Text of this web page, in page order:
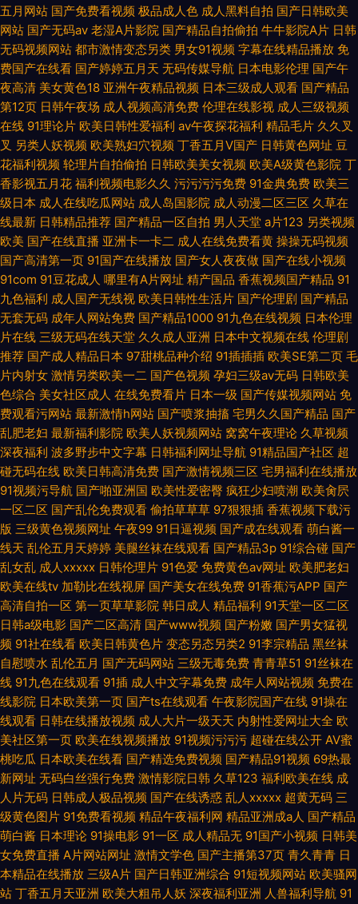
五月网站 国产免费看视频 极品成人色 成人黑料自拍 国产日韩欧美
网站 国产无码av 老湿A片影院 国产精品自拍偷拍 牛牛影院A片 日韩
无码视频网站 都市激情变态另类 男女91视频 字幕在线精品播放 免
费国产在线看 国产婷婷五月天 无码传媒导航 日本电影伦理 国产午
夜高清 美女黄色18 亚洲午夜精品视频 日本三级成人观看 国产精品
第12页 日韩午夜场 成人视频高清免费 伦理在线影视 成人三级视频
在线 91理论片 欧美日韩性爱福利 av午夜探花福利 精品毛片 久久叉
叉 另类人妖视频 欧美熟妇穴视频 丁香五月V国产 日韩黄色网址 豆
花福利视频 轮理片自拍偷拍 日韩欧美美女视频 欧美A级黄色影院 丁
香影视五月花 福利视频电影久久 污污污污免费 91金典免费 欧美三
级日本 成人在线吃瓜网站 成人岛国影院 成人动漫二区三区 久草在
线最新 日韩精品推荐 国产精品一区自拍 男人天堂 a片123 另类视频
欧美 国产在线直播 亚洲卡一卡二 成人在线免费看黄 操操无码视频
国产高清第一页 91国产在线播放 国产女人夜夜做 国产在线小视频
91com 91豆花成人 哪里有A片网址 精产国品 香蕉视频国产精品 91
九色福利 成人国产无线视 欧美日韩性生活片 国产伦理剧 国产精品
无套无码 成年人网站免费 国产精品1000 91九色在线视频 日本伦理
片在线 三级无码在线天堂 久久成人亚洲 日本中文视频在线 伦理剧
推荐 国产成人精品日本 97甜桃品种介绍 91插插插 欧美SE第二页 毛
片内射女 激情另类欧美一二 国产色视频 孕妇三级av无码 日韩欧美
色综合 美女社区成人 在线免费看片 日本一级 国产传媒视频网站 免
费观看污网站 最新激情h网站 国产喷浆抽搐 宅男久久国产精品 国产
乱肥老妇 最新福利影院 欧美人妖视频网站 窝窝午夜理论 久草视频
深夜福利 波多野步中文字幕 日韩福利网址导航 91精品国产社区 超
碰无码在线 欧美日韩高清免费 国产激情视频三区 宅男福利在线播放
91视频污导航 国产啪亚洲国 欧美性爱密臀 疯狂少妇喷潮 欧美肏屄
一区二区 国产乱伦免费观看 偷拍草草草 97狠狠插 香蕉视频下载污
版 三级黄色视频网址 午夜99 91日逼视频 国产成在线观看 萌白酱一
线天 乱伦五月天婷婷 美腿丝袜在线观看 国产精品3p 91综合碰 国产
乱女乱 成人xxxxx 日韩伦理片 91色爱 免费黄色av网址 欧美肥老妇
欧美在线tv 加勒比在线视屏 国产美女在线免费 91香蕉污APP 国产
高清自拍一区 第一页草草影院 韩日成人 精品福利 91天堂一区二区
日韩a级电影 国产二区高清 国产www视频 国产粉嫩 国产男女猛视
频 91社在线看 欧美日韩黄色片 变态另态另类2 91李宗精品 黑丝袜
自慰喷水 乱伦五月 国产无码网站 三级无毒免费 青青草51 91丝袜在
线 91九色在线观看 91插 成人中文字幕免费 成年人网站视频 免费在
线影院 日本欧美第一页 国产ts在线观看 午夜影院国产在线 91操在
线观看 日韩在线播放视频 成人大片一级天天 内射性爱网址大全 欧
美社区第一页 欧美在线视频播放 91视频污污污 超碰在线公开 AV蜜
桃吃瓜 日本欧美在线看 国产精选免费视频 国产精品91视频 69热最
新网址 无码白丝强行免费 激情影院日韩 久草123 福利欧美在线 成
人片无码 日韩成人极品视频 国产在线诱惑 乱人xxxxx 超黄无码 三
级黄色图片 91免费看视频 精品午夜福利网 精品亚洲成a人 国产精品
萌白酱 日本理论 91操电影 91一区 成人精品无 91国产小视频 日韩美
女免费直播 A片网站网址 激情文学色 国产主播第37页 青久青青 日
本精品在线播放 三级A片 国产日韩亚洲综合 91短视频网站 欧美骚网
站 丁香五月天亚洲 欧美大粗吊人妖 深夜福利亚洲 人兽福利导航 91